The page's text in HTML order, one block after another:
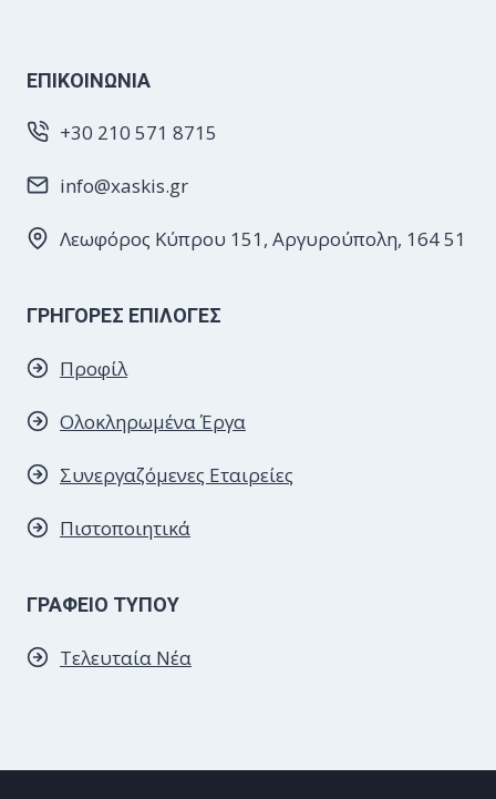
EΠΙΚΟΙΝΩΝΙΑ
+30 210 571 8715
info@xaskis.gr
Λεωφόρος Κύπρου 151, Αργυρούπολη, 164 51
ΓΡΗΓΟΡΕΣ ΕΠΙΛΟΓΕΣ
Προφίλ
Ολοκληρωμένα Έργα
Συνεργαζόμενες Εταιρείες
Πιστοποιητικά
ΓΡΑΦΕΙΟ ΤΥΠΟΥ
Τελευταία Νέα